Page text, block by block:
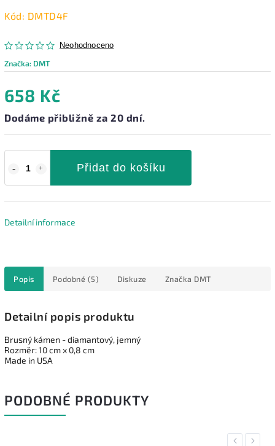
Kód: DMTD4F
Neohodnoceno
Značka: DMT
658 Kč
Dodáme přibližně za 20 dní.
Přidat do košíku
Detailní informace
Popis Podobné (5) Diskuze Značka DMT
Detailní popis produktu
Brusný kámen - diamantový, jemný
Rozměr: 10 cm x 0,8 cm
Made in USA
PODOBNÉ PRODUKTY
Previous
Next